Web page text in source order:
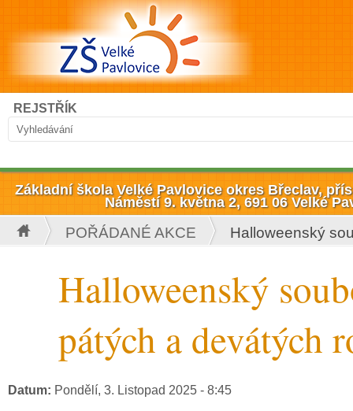
Přejít k hlavnímu obsahu
Vyhledávání
Hledat
REJSTŘÍK
Základní škola Velké Pavlovice okres Břeclav,
Náměstí 9. května 2, 691 06 Velké
Jste zde
POŘÁDANÉ AKCE Halloweenský
Halloweenský
pátých a devátých
Datum: Pondělí, 3. Listopad 2025 - 8:45